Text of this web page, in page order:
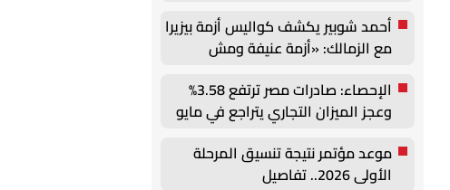
أحمد شوبير يكشف كواليس أزمة بيزيرا
مع الزمالك: «أزمة عنيفة ومش
الإحصاء: صادرات مصر ترتفع 3.58%
وعجز الميزان التجاري يتراجع في مايو
موعد مؤتمر نتيجة تنسيق المرحلة
الأولى 2026.. تفاصيل